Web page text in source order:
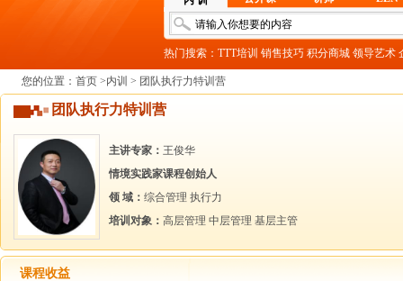
热门搜索： TTT培训 销售技巧 积分商城 领导艺术
您的位置： 首页 >内训 > 团队执行力特训营
团队执行力特训营
主讲专家： 王俊华
情境实践家课程创始人
领 域： 综合管理 执行力
培训对象： 高层管理 中层管理 基层主管
课程收益